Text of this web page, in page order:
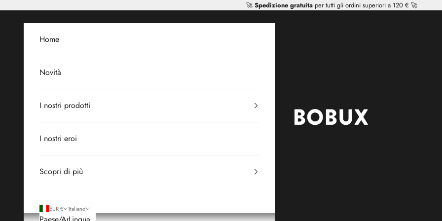
🚀 Spedizione gratuitaper tutti gli ordini superiori a 120 € 🚀
Mr Tiggle - Distributor
Home
Novità
I nostri prodotti
I nostri eroi
Scopri di più
EUR € Italiano